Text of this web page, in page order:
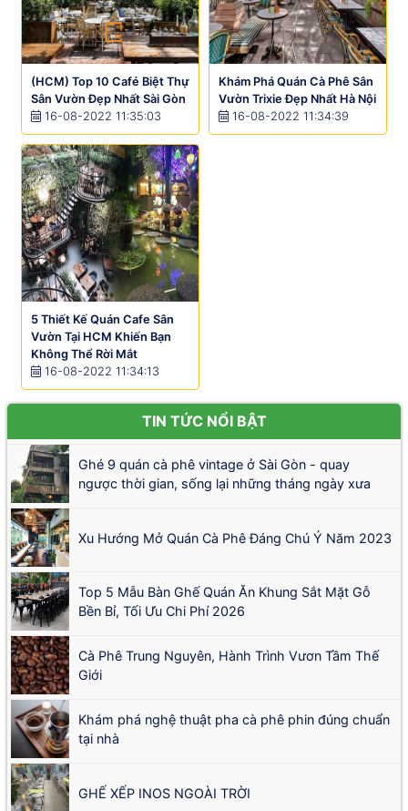
(HCM) Top 10 Café Biệt Thự
Sân Vườn Đẹp Nhất Sài Gòn
16-08-2022 11:35:03
Khám Phá Quán Cà Phê Sân
Vườn Trixie Đẹp Nhất Hà Nội
16-08-2022 11:34:39
5 Thiết Kế Quán Cafe Sân
Vườn Tại HCM Khiến Bạn
Không Thể Rời Mắt
16-08-2022 11:34:13
TIN TỨC NỔI BẬT
Ghé 9 quán cà phê vintage ở Sài Gòn - quay
ngược thời gian, sống lại những tháng ngày xưa
Xu Hướng Mở Quán Cà Phê Đáng Chú Ý Năm 2023
Top 5 Mẫu Bàn Ghế Quán Ăn Khung Sắt Mặt Gỗ
Bền Bỉ, Tối Ưu Chi Phí 2026
Cà Phê Trung Nguyên, Hành Trình Vươn Tầm Thế
Giới
Khám phá nghệ thuật pha cà phê phin đúng chuẩn
tại nhà
GHẾ XẾP INOS NGOÀI TRỜI